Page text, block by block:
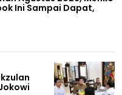
Ini Sampai Dapat,